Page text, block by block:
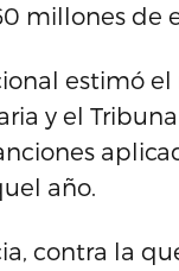
millones de
estimó
y el
año.
contra la